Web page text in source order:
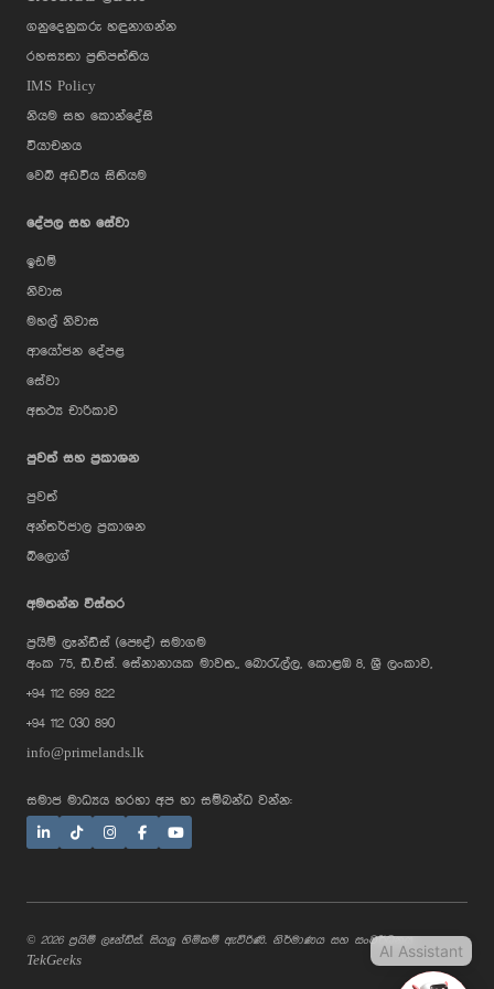
ගනුදෙනුකරු හඳුනාගන්න
රහස්‍යතා ප්‍රතිපත්තිය
IMS Policy
නියම සහ කොන්දේසි
වියාචනය
වෙබ් අඩවිය සිතියම
දේපල සහ සේවා
ඉඩම්
නිවාස
මහල් නිවාස
ආයෝජන දේපළ
සේවා
අතථ්‍ය චාරිකාව
පුවත් සහ ප්‍රකාශන
පුවත්
අන්තර්ජාල ප්‍රකාශන
බ්ලොග්
අමතන්න විස්තර
ප්‍රයිම් ලෑන්ඩ්ස් (පෞද්) සමාගම
අංක 75, ඩී.එස්. සේනානායක මාවත,, බොරැල්ල, කොළඹ 8, ශ්‍රී ලංකාව,
+94 112 699 822
+94 112 030 890
info@primelands.lk
සමාජ මාධ්‍යය හරහා අප හා සම්බන්ධ වන්න:
© 2026 ප්‍රයිම් ලෑන්ඩ්ස්. සියලු හිමිකම් ඇවිරිණි. නිර්මාණය සහ සංවර්ධනය
TekGeeks
AI Assistant
Hi, I'm Prime Bee, Your AI